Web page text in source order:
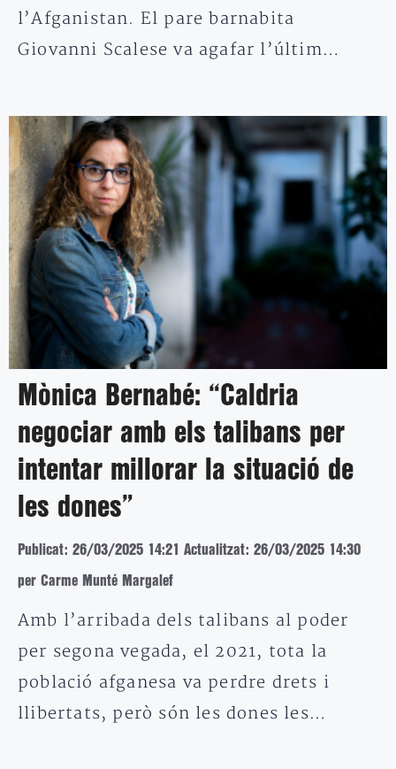
l’Afganistan. El pare barnabita
Giovanni Scalese va agafar l’últim…
Mònica Bernabé: “Caldria
negociar amb els talibans per
intentar millorar la situació de
les dones”
Publicat: 26/03/2025 14:21 Actualitzat: 26/03/2025 14:30
per Carme Munté Margalef
Amb l’arribada dels talibans al poder
per segona vegada, el 2021, tota la
població afganesa va perdre drets i
llibertats, però són les dones les…